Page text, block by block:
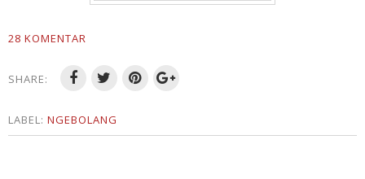
28 KOMENTAR
SHARE:
LABEL: NGEBOLANG